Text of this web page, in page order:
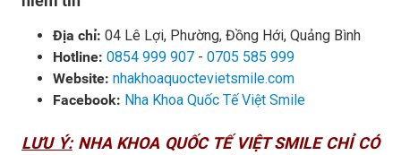
Địa chỉ: 04 Lê Lợi, Phường, Đồng Hới, Quảng Bình
Hotline: 0854 999 907 - 0705 585 999
Website: nhakhoaquoctevietsmile.com
Facebook: Nha Khoa Quốc Tế Việt Smile
LƯU Ý:NHA KHOA QUỐC TẾ VIỆT SMILE CHỈ CÓ